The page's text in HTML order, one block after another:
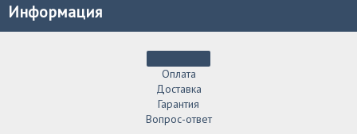
Информация
Оплата
Доставка
Гарантия
Вопрос-ответ